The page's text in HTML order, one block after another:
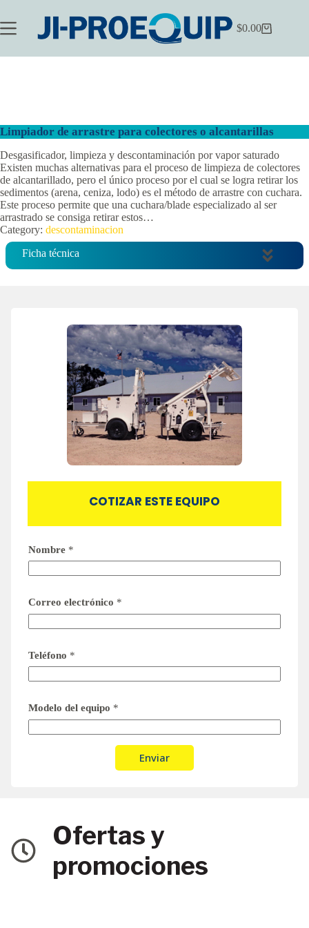
contenido
Carrito
compra
$0.00
Limpiador de arrastre para colectores o alcantarillas
Desgasificador, limpieza y descontaminación por vapor saturado
Existen muchas alternativas para el proceso de limpieza de colectores
de alcantarillado, pero el único proceso por el cual se logra retirar los
sedimentos (arena, ceniza, lodo) es el método de arrastre con cuchara.
Este proceso permite que una cuchara/blade especializado al ser
arrastrado se consiga retirar estos…
Category: descontaminacion
Ficha técnica
COTIZAR ESTE EQUIPO
Nombre *
Correo electrónico *
Teléfono *
Modelo del equipo *
Enviar
Ofertas y
promociones